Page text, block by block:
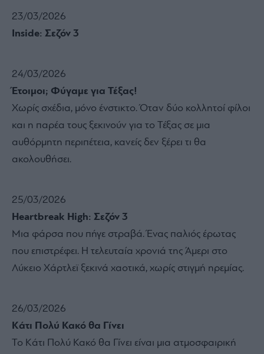
23/03/2026
Inside: Σεζόν 3
24/03/2026
Έτοιμοι; Φύγαμε για Τέξας!
Χωρίς σχέδια, μόνο ένστικτο. Όταν δύο κολλητοί φίλοι
και η παρέα τους ξεκινούν για το Τέξας σε μια
αυθόρμητη περιπέτεια, κανείς δεν ξέρει τι θα
ακολουθήσει.
25/03/2026
Heartbreak High: Σεζόν 3
Μια φάρσα που πήγε στραβά. Ένας παλιός έρωτας
που επιστρέφει. Η τελευταία χρονιά της Άμερι στο
Λύκειο Χάρτλεϊ ξεκινά χαοτικά, χωρίς στιγμή ηρεμίας.
26/03/2026
Kάτι Πολύ Κακό θα Γίνει
Το Kάτι Πολύ Κακό θα Γίνει είναι μια ατμοσφαιρική